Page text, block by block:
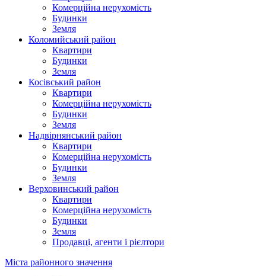
Комерційна нерухомість
Будинки
Земля
Коломийський район
Квартири
Будинки
Земля
Косівський район
Квартири
Комерційна нерухомість
Будинки
Земля
Надвірнянський район
Квартири
Комерційна нерухомість
Будинки
Земля
Верховинський район
Квартири
Комерційна нерухомість
Будинки
Земля
Продавці, агенти і рієлтори
Міста районного значення